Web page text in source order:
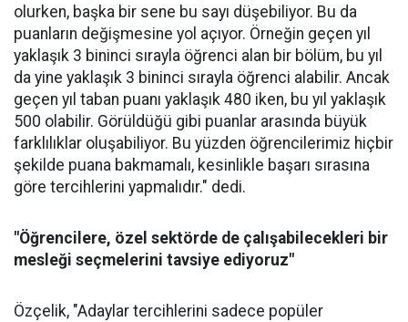
olurken, başka bir sene bu sayı düşebiliyor. Bu da
puanların değişmesine yol açıyor. Örneğin geçen yıl
yaklaşık 3 bininci sırayla öğrenci alan bir bölüm, bu yıl
da yine yaklaşık 3 bininci sırayla öğrenci alabilir. Ancak
geçen yıl taban puanı yaklaşık 480 iken, bu yıl yaklaşık
500 olabilir. Görüldüğü gibi puanlar arasında büyük
farklılıklar oluşabiliyor. Bu yüzden öğrencilerimiz hiçbir
şekilde puana bakmamalı, kesinlikle başarı sırasına
göre tercihlerini yapmalıdır." dedi.
"Öğrencilere, özel sektörde de çalışabilecekleri bir
mesleği seçmelerini tavsiye ediyoruz"
Özçelik, "Adaylar tercihlerini sadece popüler